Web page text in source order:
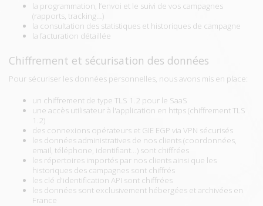
la programmation, l’envoi et le suivi de vos campagnes
(rapports, tracking…)
la consultation des statistiques et historiques de campagne
la facturation détaillée
Chiffrement et sécurisation des données
Pour sécuriser les données personnelles, nous avons mis en place:
un chiffrement de type TLS 1.2 pour le SaaS
une accès utilisateur à l'application en https (chiffrement TLS
1.2)
des connexions opérateurs et GIE EGP via VPN sécurisés
les données administratives de nos clients (coordonnées,
email, téléphone, identifiant…) sont chiffrées
les répertoires importés par nos clients ainsi que les
historiques des campagnes sont chiffrés
les clé d'identification API sont chiffrées
les données sont exclusivement hébergées et archivées en
France